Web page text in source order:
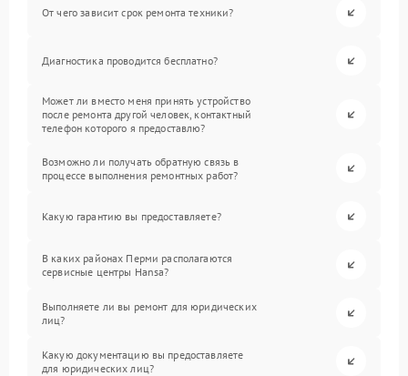
От чего зависит срок ремонта техники?
Диагностика проводится бесплатно?
Может ли вместо меня принять устройство
после ремонта другой человек, контактный
телефон которого я предоставлю?
Возможно ли получать обратную связь в
процессе выполнения ремонтных работ?
Какую гарантию вы предоставляете?
В каких районах Перми располагаются
сервисные центры Hansa?
Выполняете ли вы ремонт для юридических
лиц?
Какую документацию вы предоставляете
для юридических лиц?